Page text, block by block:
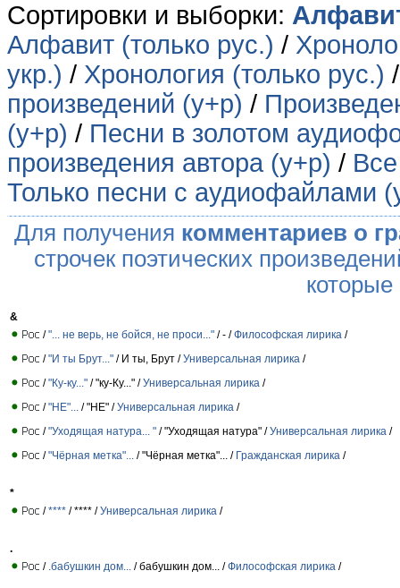
Сортировки и выборки:
Алфавит (только рус.) /
укр.) / Хронология (только рус.)
произведений (у+р) /
(у+р) / Песни в золотом
произведения автора (у+р) /
Только песни с аудиофайлами
Для получения комментариев о
строчек поэтических
&
/"... не верь, не бойся, не проси..." / - /Философская лирика /
/"И ты Брут..." / И ты, Брут /Универсальная лирика /
/"Ку-ку..." / "ку-Ку..." /Универсальная лирика /
/"НЕ"... / "НЕ" /Универсальная лирика /
/"Уходящая натура... " / "Уходящая натура" /Универсальная лирика /
/"Чёрная метка"... / "Чёрная метка"... / Гражданская лирика /
*
/**** / **** /Универсальная лирика /
.
/ .бабушкин дом... / бабушкин дом... /Философская лирика /